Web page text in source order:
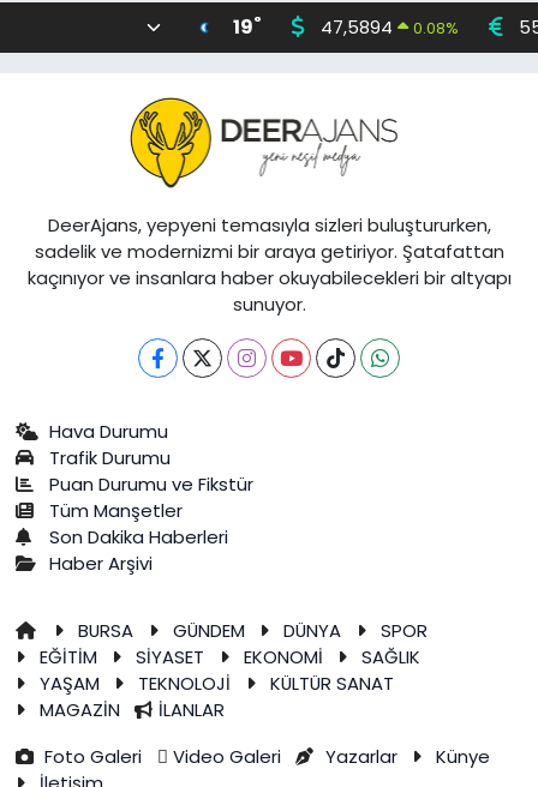
19° 47,5894 0.08%
DeerAjans, yepyeni temasıyla sizleri buluştururken,
sadelik ve modernizmi bir araya getiriyor. Şatafattan
kaçınıyor ve insanlara haber okuyabilecekleri bir altyapı
sunuyor.
Hava Durumu
Trafik Durumu
Puan Durumu ve Fikstür
Tüm Manşetler
Son Dakika Haberleri
Haber Arşivi
BURSA GÜNDEM DÜNYA
SPOR
EĞİTİM
SİYASET EKONOMİ
SAĞLIK
YAŞAM
TEKNOLOJİ
KÜLTÜR SANAT
MAGAZİN
İLANLAR
Foto Galeri
Video Galeri Yazarlar
Künye